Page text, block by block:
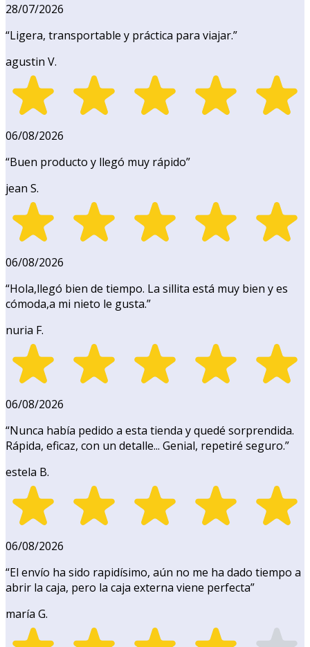
28/07/2026
“Ligera, transportable y práctica para viajar.”
agustin V.
06/08/2026
“Buen producto y llegó muy rápido”
jean S.
06/08/2026
“Hola,llegó bien de tiempo. La sillita está muy bien y es
cómoda,a mi nieto le gusta.”
nuria F.
06/08/2026
“Nunca había pedido a esta tienda y quedé sorprendida.
Rápida, eficaz, con un detalle... Genial, repetiré seguro.”
estela B.
06/08/2026
“El envío ha sido rapidísimo, aún no me ha dado tiempo a
abrir la caja, pero la caja externa viene perfecta”
maría G.